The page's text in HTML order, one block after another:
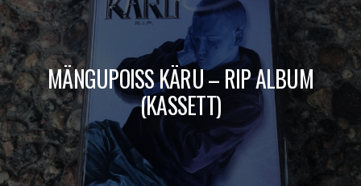
MÄNGUPOISS KÄRU – RIP ALBUM
(KASSETT)